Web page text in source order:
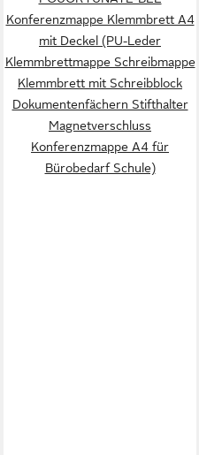
Konferenzmappe Klemmbrett A4
mit Deckel (PU-Leder
Klemmbrettmappe Schreibmappe
Klemmbrett mit Schreibblock
Dokumentenfächern Stifthalter
Magnetverschluss
Konferenzmappe A4 für
Bürobedarf Schule)